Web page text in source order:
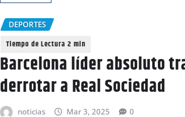
DEPORTES
Barcelona líder absoluto
derrotar a Real Sociedad
noticias Mar 3, 2025 0